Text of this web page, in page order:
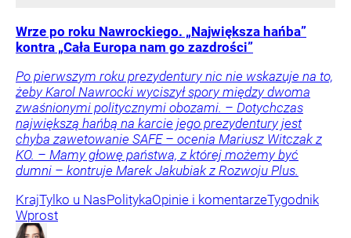
Wrze po roku Nawrockiego. „Największa hańba”
kontra „Cała Europa nam go zazdrości”
Po pierwszym roku prezydentury nic nie wskazuje na to,
żeby Karol Nawrocki wyciszył spory między dwoma
zwaśnionymi politycznymi obozami. – Dotychczas
największą hańbą na karcie jego prezydentury jest
chyba zawetowanie SAFE – ocenia Mariusz Witczak z
KO. – Mamy głowę państwa, z której możemy być
dumni – kontruje Marek Jakubiak z Rozwoju Plus.
KrajTylko u NasPolitykaOpinie i komentarzeTygodnik
Wprost